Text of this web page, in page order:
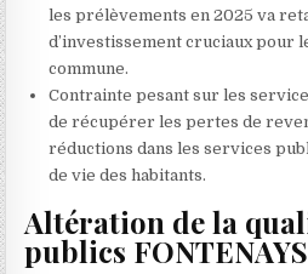
les prélèvements en 2025 va
d’investissement cruciaux pour
commune.
Contrainte pesant sur les
de récupérer les pertes de
réductions dans les services
de vie des habitants.
Altération de la
publics